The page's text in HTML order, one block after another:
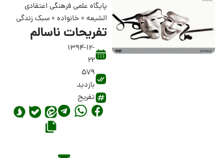
پایگاه علمی فرهنگی اعتقادی
الشیعه» خانواده» سبک زندگی
تفریحات ناسالم
1394-12-
22
579
بازدید
تفریح